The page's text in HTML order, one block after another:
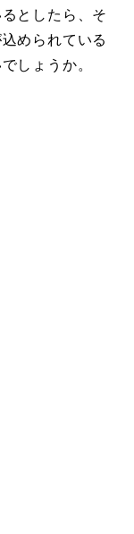
としたら、そ
められている
しょうか。